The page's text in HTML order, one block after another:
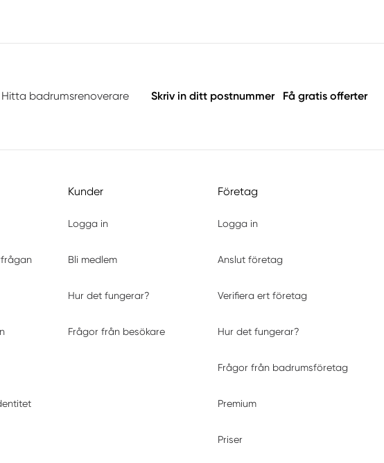
Hitta badrumsrenoverare Skriv in ditt postnummer Få gratis offerter
Kunder
Logga in
Bli medlem
Hur det fungerar?
Frågor från besökare
Företag
Logga in
Anslut företag
Verifiera ert företag
Hur det fungerar?
Frågor från badrumsföretag
Premium
Priser